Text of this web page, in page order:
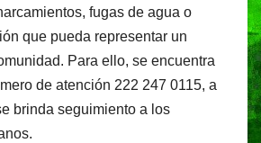
fugas de agua o
que pueda representar un
Para ello, se encuentra
de atención 222 247 0115, a
brinda seguimiento a los